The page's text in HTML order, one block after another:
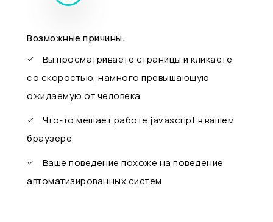
Возможные причины:
Вы просматриваете страницы и кликаете
со скоростью, намного превышающую
ожидаемую от человека
Что-то мешает работе javascript в вашем
браузере
Ваше поведение похоже на поведение
автоматизированных систем